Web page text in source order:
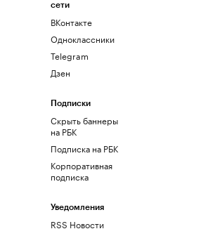
сети
ВКонтакте
Одноклассники
Telegram
Дзен
Подписки
Скрыть баннеры
на РБК
Подписка на РБК
Корпоративная
подписка
Уведомления
RSS Новости